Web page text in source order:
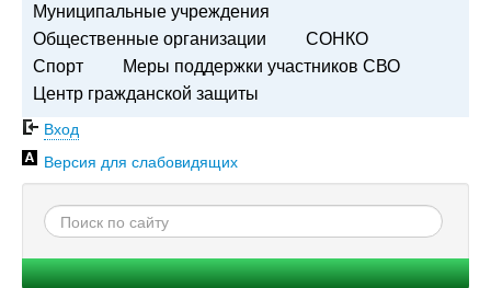
Муниципальные учреждения
Общественные организации
СОНКО
Спорт
Меры поддержки участников СВО
Центр гражданской защиты
Вход
Версия для слабовидящих